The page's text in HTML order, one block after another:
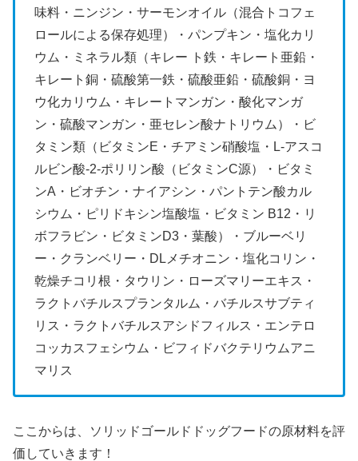
味料・ニンジン・サーモンオイル（混合トコフェ
ロールによる保存処理）・パンプキン・塩化カリ
ウム・ミネラル類（キレー ト鉄・キレート亜鉛・
キレート銅・硫酸第一鉄・硫酸亜鉛・硫酸銅・ヨ
ウ化カリウム・キレートマンガン・酸化マンガ
ン・硫酸マンガン・亜セレン酸ナトリウム）・ビ
タミン類（ビタミンE・チアミン硝酸塩・L-アスコ
ルビン酸-2-ポリリン酸（ビタミンC源）・ビタミ
ンA・ビオチン・ナイアシン・パントテン酸カル
シウム・ピリドキシン塩酸塩・ビタミン B12・リ
ボフラビン・ビタミンD3・葉酸）・ブルーベリ
ー・クランベリー・DLメチオニン・塩化コリン・
乾燥チコリ根・タウリン・ローズマリーエキス・
ラクトバチルスプランタルム・バチルスサブティ
リス・ラクトバチルスアシドフィルス・エンテロ
コッカスフェシウム・ビフィドバクテリウムアニ
マリス
ここからは、ソリッドゴールドドッグフードの原材料を評
価していきます！